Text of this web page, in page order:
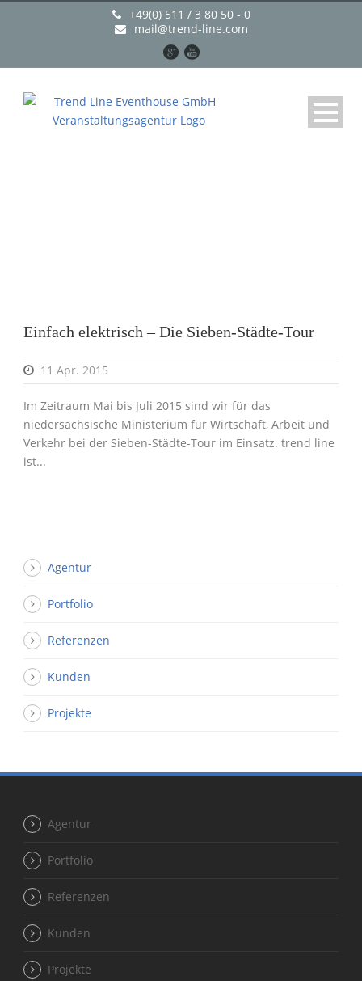
+49(0) 511 / 3 80 50 - 0
mail@trend-line.com
Einfach elektrisch – Die Sieben-Städte-Tour
11 Apr. 2015
Im Zeitraum Mai bis Juli 2015 sind wir für das
niedersächsische Ministerium für Wirtschaft, Arbeit und
Verkehr bei der Sieben-Städte-Tour im Einsatz. trend line
ist...
Agentur
Portfolio
Referenzen
Kunden
Projekte
Agentur
Portfolio
Referenzen
Kunden
Projekte